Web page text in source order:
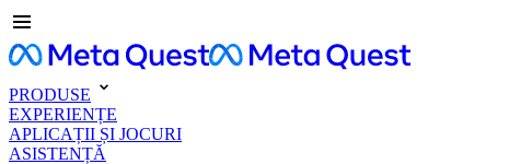
PRODUSE
EXPERIENȚE
APLICAȚII ȘI JOCURI
ASISTENȚĂ